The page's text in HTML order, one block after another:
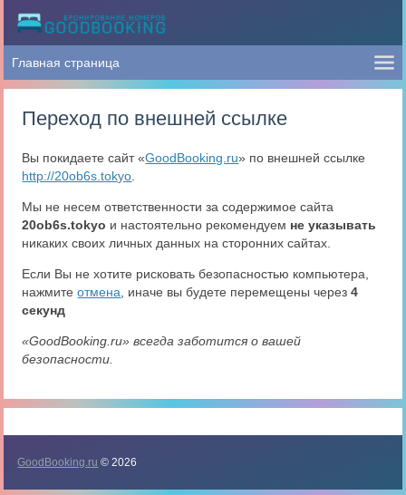
Переход по внешней ссылке
Вы покидаете сайт «GoodBooking.ru» по внешней ссылке
http://20ob6s.tokyo
Мы не несем ответственности за содержимое сайта
20ob6s.tokyo и настоятельно рекомендуем не указывать
никаких своих личных данных на сторонних сайтах.
Если Вы не хотите рисковать безопасностью компьютера,
нажмитеотмена , иначе вы будете перемещены через4
секунд
«GoodBooking.ru» всегда заботится о вашей
безопасности.
GoodBooking.ru © 2026